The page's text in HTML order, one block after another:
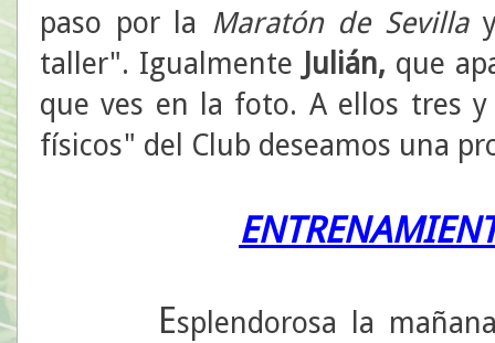
paso por la Maratón de Sevillay
taller". Igualmente
Julián, que
que ves en la foto. A ellos tres
físicos" del Club deseamos una
Esplendorosa la